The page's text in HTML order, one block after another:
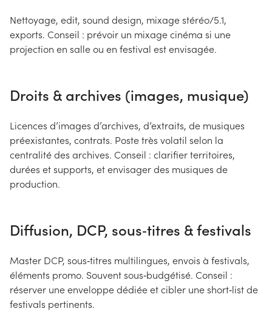
Nettoyage, edit, sound design, mixage stéréo/5.1,
exports. Conseil : prévoir un mixage cinéma si une
projection en salle ou en festival est envisagée.
Droits & archives (images, musique)
Licences d’images d’archives, d’extraits, de musiques
préexistantes, contrats. Poste très volatil selon la
centralité des archives. Conseil : clarifier territoires,
durées et supports, et envisager des musiques de
production.
Diffusion, DCP, sous‑titres & festivals
Master DCP, sous‑titres multilingues, envois à festivals,
éléments promo. Souvent sous‑budgétisé. Conseil :
réserver une enveloppe dédiée et cibler une short‑list de
festivals pertinents.